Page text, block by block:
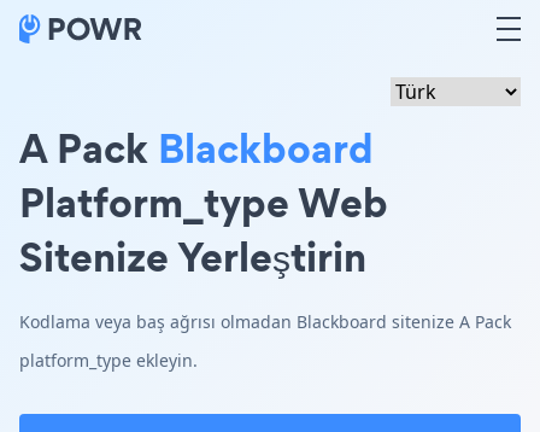
A Pack Blackboard
Platform_type Web
Sitenize Yerleştirin
Kodlama veya baş ağrısı olmadan Blackboard sitenize A Pack
platform_type ekleyin.